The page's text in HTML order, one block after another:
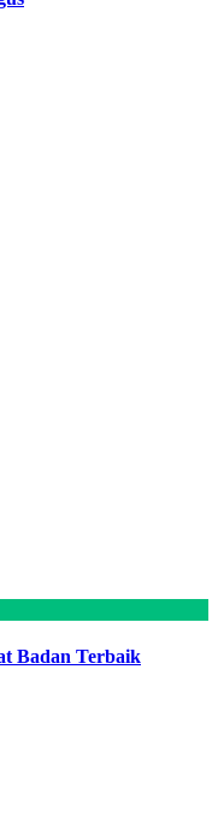
Badan Terbaik